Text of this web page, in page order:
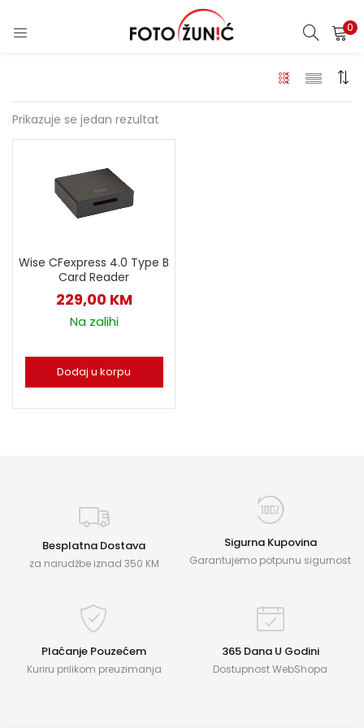
0
Prikazuje se jedan rezultat
Wise CFexpress 4.0 Type B
Card Reader
229,00 KM
Na zalihi
Dodaj u korpu
Besplatna Dostava
za narudžbe iznad 350 KM
Sigurna Kupovina
Garantujemo potpunu sigurnost
Plaćanje Pouzećem
Kuriru prilikom preuzimanja
365 Dana U Godini
Dostupnost WebShopa